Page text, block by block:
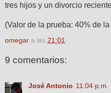
tres hijos y un divorcio
(Valor de la prueba: 40% de
omegar a las 21:01
9 comentarios:
José Antonio 11:04 p.m.